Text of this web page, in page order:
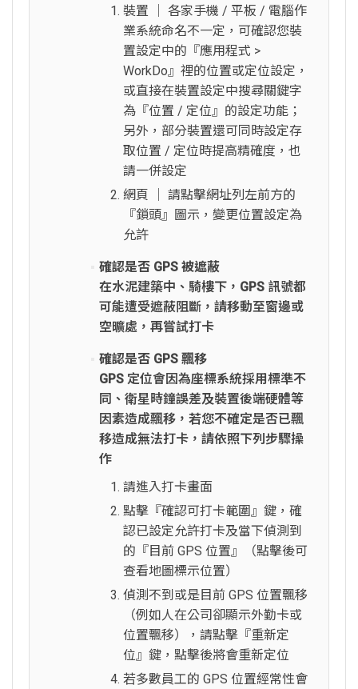
裝置 │ 各家手機 / 平板 / 電腦作
業系統命名不一定，可確認您裝
置設定中的『應用程式 >
WorkDo』裡的位置或定位設定，
或直接在裝置設定中搜尋關鍵字
為『位置 / 定位』的設定功能；
另外，部分裝置還可同時設定存
取位置 / 定位時提高精確度，也
請一併設定
網頁 │ 請點擊網址列左前方的
『鎖頭』圖示，變更位置設定為
允許
確認是否 GPS 被遮蔽
在水泥建築中、騎樓下，GPS 訊號都
可能遭受遮蔽阻斷，請移動至窗邊或
空曠處，再嘗試打卡
確認是否 GPS 飄移
GPS 定位會因為座標系統採用標準不
同、衛星時鐘誤差及裝置後端硬體等
因素造成飄移，若您不確定是否已飄
移造成無法打卡，請依照下列步驟操
作
請進入打卡畫面
點擊『確認可打卡範圍』鍵，確
認已設定允許打卡及當下偵測到
的『目前 GPS 位置』（點擊後可
查看地圖標示位置）
偵測不到或是目前 GPS 位置飄移
（例如人在公司卻顯示外勤卡或
位置飄移），請點擊『重新定
位』鍵，點擊後將會重新定位
若多數員工的 GPS 位置經常性會